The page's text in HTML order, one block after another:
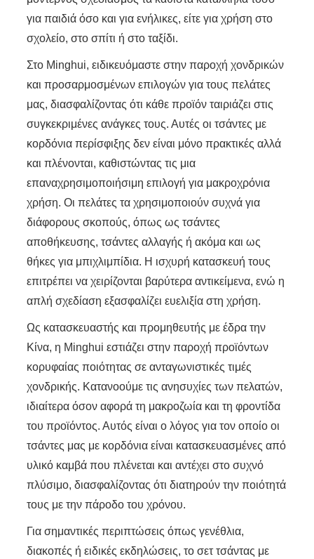
για παιδιά όσο και για ενήλικες, είτε για χρήση στο
σχολείο, στο σπίτι ή στο ταξίδι.
Στο Minghui, ειδικευόμαστε στην παροχή χονδρικών
και προσαρμοσμένων επιλογών για τους πελάτες
μας, διασφαλίζοντας ότι κάθε προϊόν ταιριάζει στις
συγκεκριμένες ανάγκες τους. Αυτές οι τσάντες με
κορδόνια περίσφιξης δεν είναι μόνο πρακτικές αλλά
και πλένονται, καθιστώντας τις μια
επαναχρησιμοποιήσιμη επιλογή για μακροχρόνια
χρήση. Οι πελάτες τα χρησιμοποιούν συχνά για
διάφορους σκοπούς, όπως ως τσάντες
αποθήκευσης, τσάντες αλλαγής ή ακόμα και ως
θήκες για μπιχλιμπίδια. Η ισχυρή κατασκευή τους
επιτρέπει να χειρίζονται βαρύτερα αντικείμενα, ενώ η
απλή σχεδίαση εξασφαλίζει ευελιξία στη χρήση.
Ως κατασκευαστής και προμηθευτής με έδρα την
Κίνα, η Minghui εστιάζει στην παροχή προϊόντων
κορυφαίας ποιότητας σε ανταγωνιστικές τιμές
χονδρικής. Κατανοούμε τις ανησυχίες των πελατών,
ιδιαίτερα όσον αφορά τη μακροζωία και τη φροντίδα
του προϊόντος. Αυτός είναι ο λόγος για τον οποίο οι
τσάντες μας με κορδόνια είναι κατασκευασμένες από
υλικό καμβά που πλένεται και αντέχει στο συχνό
πλύσιμο, διασφαλίζοντας ότι διατηρούν την ποιότητά
τους με την πάροδο του χρόνου.
Για σημαντικές περιπτώσεις όπως γενέθλια,
διακοπές ή ειδικές εκδηλώσεις, το σετ τσάντας με